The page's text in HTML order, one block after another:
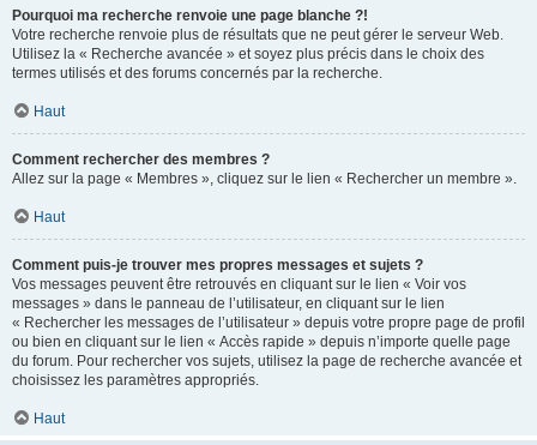
Pourquoi ma recherche renvoie une page blanche ?!
Votre recherche renvoie plus de résultats que ne peut gérer le serveur Web.
Utilisez la « Recherche avancée » et soyez plus précis dans le choix des
termes utilisés et des forums concernés par la recherche.
Haut
Comment rechercher des membres ?
Allez sur la page « Membres », cliquez sur le lien « Rechercher un membre ».
Haut
Comment puis-je trouver mes propres messages et sujets ?
Vos messages peuvent être retrouvés en cliquant sur le lien « Voir vos
messages » dans le panneau de l’utilisateur, en cliquant sur le lien
« Rechercher les messages de l’utilisateur » depuis votre propre page de profil
ou bien en cliquant sur le lien « Accès rapide » depuis n’importe quelle page
du forum. Pour rechercher vos sujets, utilisez la page de recherche avancée et
choisissez les paramètres appropriés.
Haut